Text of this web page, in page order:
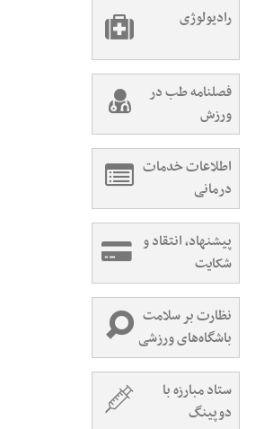
رادیولوژی
فصلنامه طب در
ورزش
اطلاعات خدمات
درمانی
پیشنهاد، انتقاد و
شکایت
نظارت بر سلامت
باشگاه‌های ورزشی
ستاد مبارزه با
دوپینگ